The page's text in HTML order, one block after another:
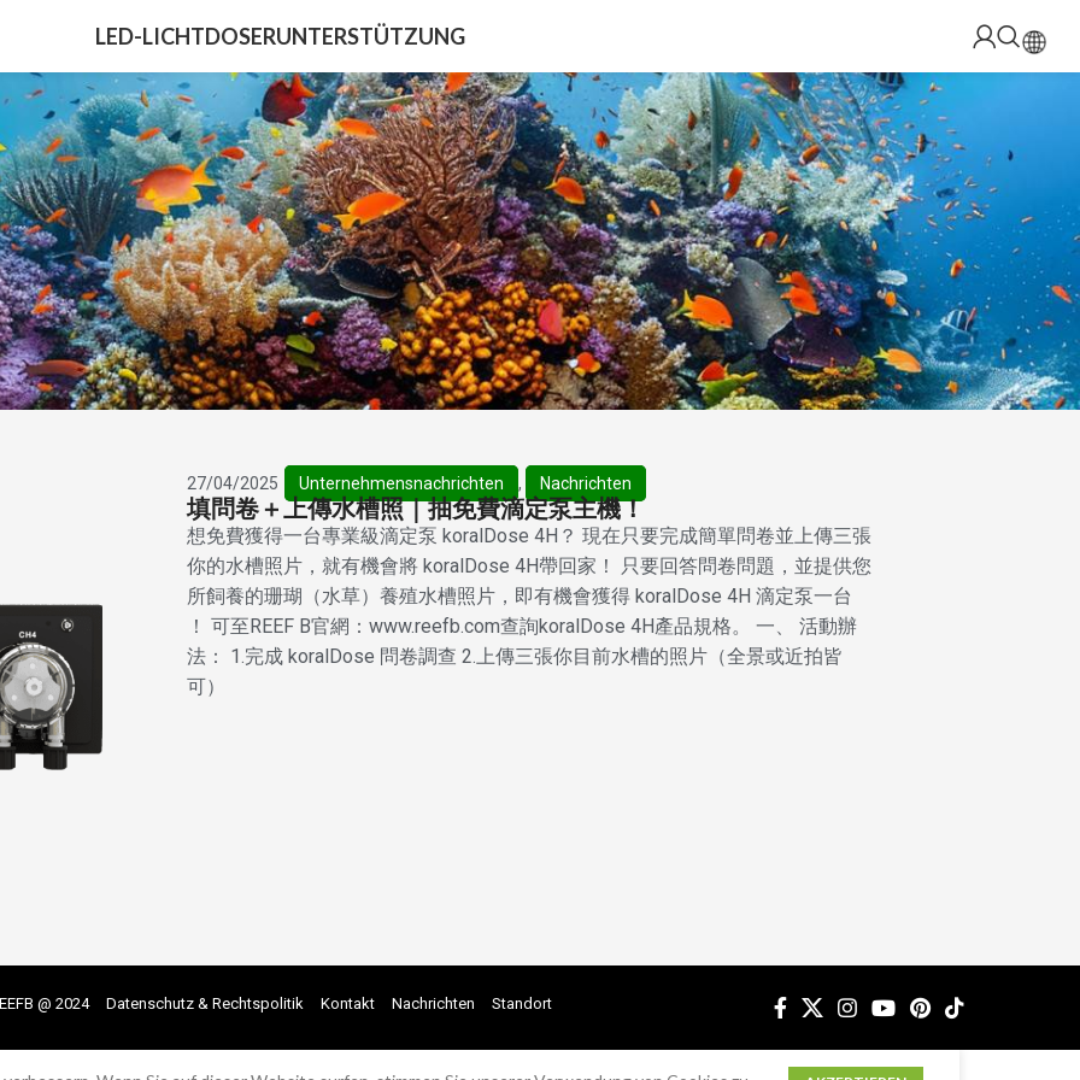
LED-LICHTDOSERUNTERSTÜTZUNG
27/04/2025 Unternehmensnachrichten , Nachrichten
填問卷＋上傳水槽照｜抽免費滴定泵主機！
想免費獲得一台專業級滴定泵 koralDose 4H？ 現在只要完成簡單問卷並上傳三張
你的水槽照片，就有機會將 koralDose 4H帶回家！ 只要回答問卷問題，並提供您
所飼養的珊瑚（水草）養殖水槽照片，即有機會獲得 koralDose 4H 滴定泵一台
！ 可至REEF B官網：www.reefb.com查詢koralDose 4H產品規格。 一、 活動辦
法： 1.完成 koralDose 問卷調查 2.上傳三張你目前水槽的照片（全景或近拍皆
可）
@ 2024 Datenschutz & Rechtspolitik Kontakt Nachrichten Standort